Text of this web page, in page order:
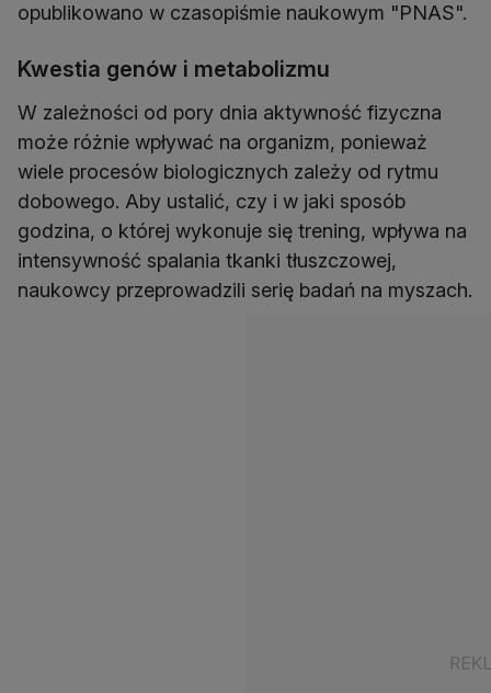
opublikowano w czasopiśmie naukowym "PNAS".
Kwestia genów i metabolizmu
W zależności od pory dnia aktywność fizyczna
może różnie wpływać na organizm, ponieważ
wiele procesów biologicznych zależy od rytmu
dobowego. Aby ustalić, czy i w jaki sposób
godzina, o której wykonuje się trening, wpływa na
intensywność spalania tkanki tłuszczowej,
naukowcy przeprowadzili serię badań na myszach.